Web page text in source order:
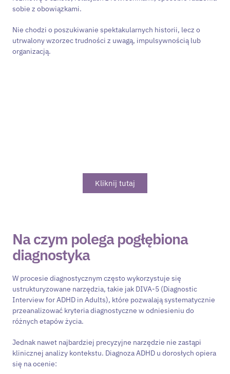
sobie z obowiązkami.
Nie chodzi o poszukiwanie spektakularnych historii, lecz o
utrwalony wzorzec trudności z uwagą, impulsywnością lub
organizacją.
Kliknij tutaj
Na czym polega pogłębiona
diagnostyka
W procesie diagnostycznym często wykorzystuje się
ustrukturyzowane narzędzia, takie jak DIVA-5 (Diagnostic
Interview for ADHD in Adults), które pozwalają systematycznie
przeanalizować kryteria diagnostyczne w odniesieniu do
różnych etapów życia.
Jednak nawet najbardziej precyzyjne narzędzie nie zastąpi
klinicznej analizy kontekstu. Diagnoza ADHD u dorosłych opiera
się na ocenie: